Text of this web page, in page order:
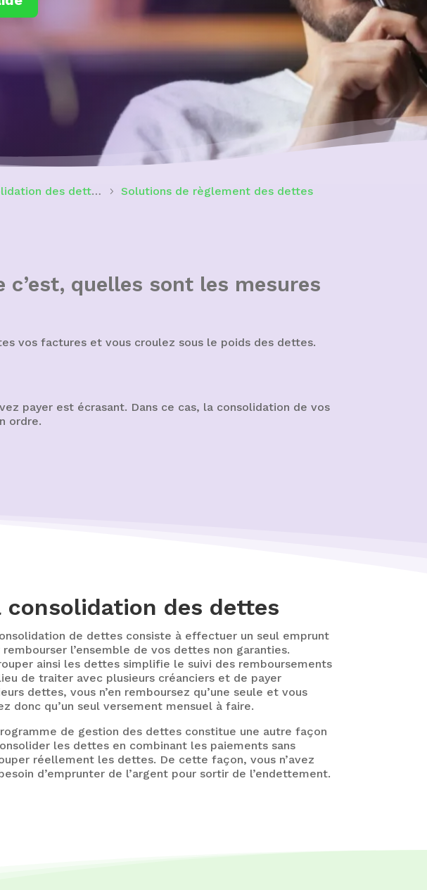
des dettes
Solutions de règlement des dettes
quelles sont les mesures
vos factures et vous croulez sous le poids des dettes.
payer est écrasant. Dans ce cas, la consolidation de vos
ordre.
consolidation des dettes
de dettes consiste à effectuer un seul emprunt
rembourser l’ensemble de vos dettes non garanties.
ainsi les dettes simplifie le suivi des remboursements
de traiter avec plusieurs créanciers et de payer
dettes, vous n’en remboursez qu’une seule et vous
donc qu’un seul versement mensuel à faire.
de gestion des dettes constitue une autre façon
les dettes en combinant les paiements sans
réellement les dettes. De cette façon, vous n’avez
d’emprunter de l’argent pour sortir de l’endettement.